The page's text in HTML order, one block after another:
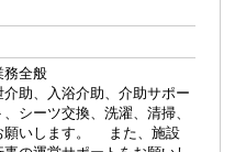
務全般
助、入浴介助、介助サポー
シーツ交換、洗濯、清掃、
願いします。 また、施設